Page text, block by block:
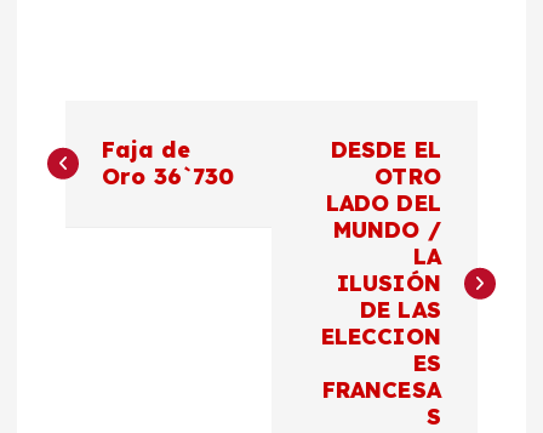
a
Faja de
Oro 36`730
DESDE EL
OTRO
LADO DEL
MUNDO /
LA
ILUSIÓN
DE LAS
ELECCION
ES
FRANCESA
S